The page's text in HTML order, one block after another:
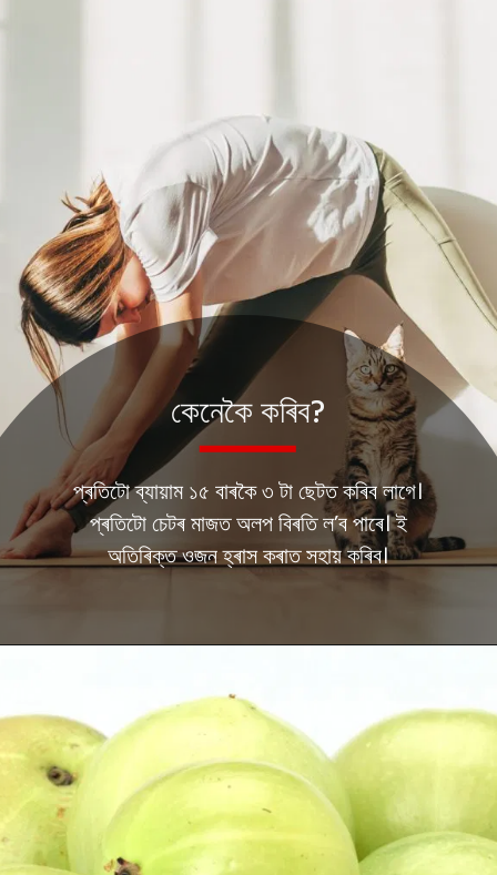
প্ৰতিটো ব্যায়াম ১৫ বাৰকৈ ৩ টা ছেটত কৰিব লাগে।
প্ৰতিটো চেটৰ মাজত অলপ বিৰতি ল’ব পাৰে। ই
অতিৰিক্ত ওজন হ্ৰাস কৰাত সহায় কৰিব।
কেনেকৈ কৰিব?